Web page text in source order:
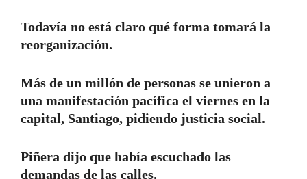
Todavía no está claro qué forma tomará la
reorganización.
Más de un millón de personas se unieron a
una manifestación pacífica el viernes en la
capital, Santiago, pidiendo justicia social.
Piñera dijo que había escuchado las
demandas de las calles.